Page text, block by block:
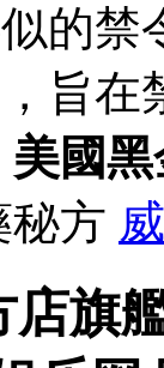
的禁
旨在
美國
秘方
店旗